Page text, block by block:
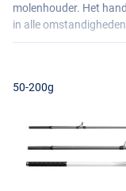
molenhouder. Het
in alle
Penn Tidal 423
- Aantal delen: 3
- Werpgewicht: 50-
- Testcurve: Medium
50-200g